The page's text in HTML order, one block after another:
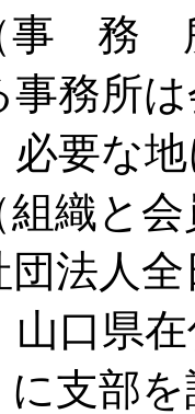
務
務所は
必要な
と会
法人全
山口県
支部